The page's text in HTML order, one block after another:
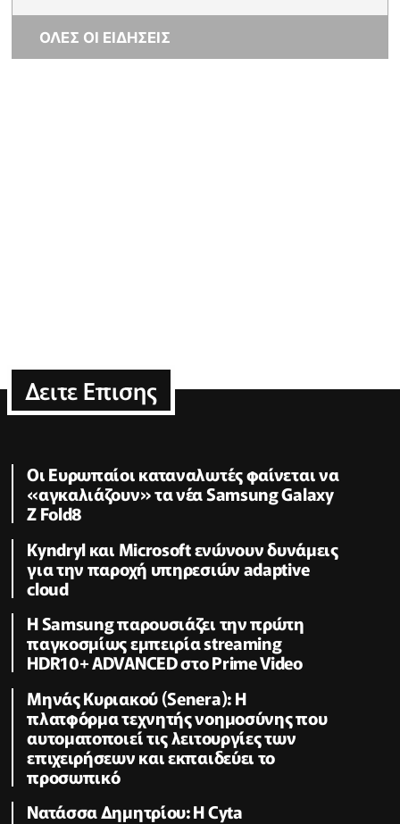
ΟΛΕΣ ΟΙ ΕΙΔΗΣΕΙΣ
Δειτε Επισης
Οι Ευρωπαίοι καταναλωτές φαίνεται να
«αγκαλιάζουν» τα νέα Samsung Galaxy
Z Fold8
Kyndryl και Microsoft ενώνουν δυνάμεις
για την παροχή υπηρεσιών adaptive
cloud
Η Samsung παρουσιάζει την πρώτη
παγκοσμίως εμπειρία streaming
HDR10+ ADVANCED στο Prime Video
Μηνάς Κυριακού (Senera): Η
πλατφόρμα τεχνητής νοημοσύνης που
αυτοματοποιεί τις λειτουργίες των
επιχειρήσεων και εκπαιδεύει το
προσωπικό
Νατάσσα Δημητρίου: Η Cyta